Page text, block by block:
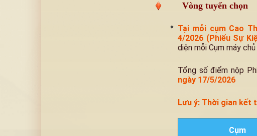
Vòng tuyển chọn
Tại mỗi cụm Cao
4/2026 (Phiếu Sự
diện mỗi Cụm máy
Tổng số điểm nộp
ngày 17/5/2026
Lưu ý: Thời gian kết
Cụm